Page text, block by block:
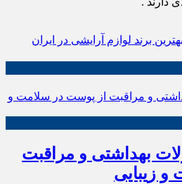
بهترین برند لوازم آرایشی در ایران
بهداشتی و مراقبت
زیبایی